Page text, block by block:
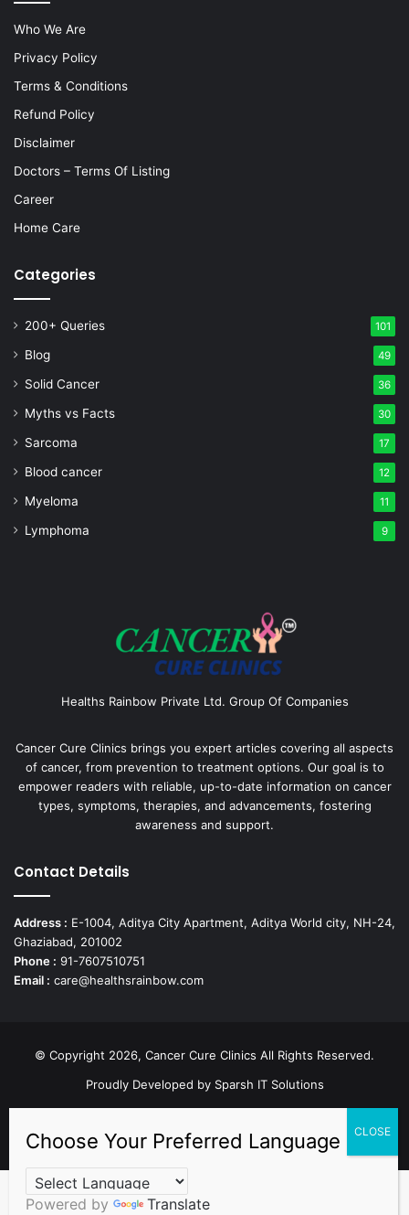
Who We Are
Privacy Policy
Terms & Conditions
Refund Policy
Disclaimer
Doctors – Terms Of Listing
Career
Home Care
Categories
200+ Queries 101
Blog 49
Solid Cancer 36
Myths vs Facts 30
Sarcoma 17
Blood cancer 12
Myeloma 11
Lymphoma 9
Healths Rainbow Private Ltd. Group Of Companies
Cancer Cure Clinics brings you expert articles covering all aspects
of cancer, from prevention to treatment options. Our goal is to
empower readers with reliable, up-to-date information on cancer
types, symptoms, therapies, and advancements, fostering
awareness and support.
Contact Details
Address : E-1004, Aditya City Apartment, Aditya World city, NH-24,
Ghaziabad, 201002
Phone : 91-7607510751
Email : care@healthsrainbow.com
© Copyright 2026, Cancer Cure Clinics All Rights Reserved.
Proudly Developed by Sparsh IT Solutions
Facebook PinterestLinkedIn Instagram
TikTok
Powered by Translate